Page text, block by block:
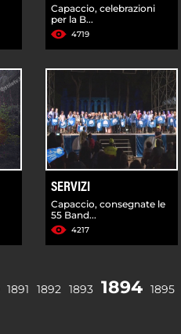
Capaccio, celebrazioni
per la B...
4719
SERVIZI
Capaccio, consegnate le
55 Band...
4217
1891 1892 1893 1894 1895